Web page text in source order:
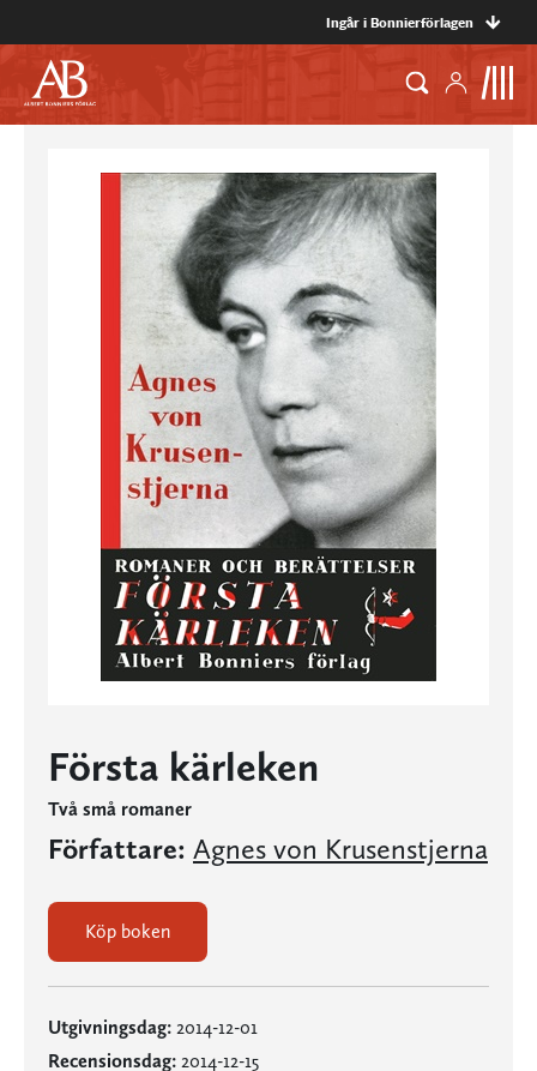
Ingår i Bonnierförlagen
Första kärleken
Två små romaner
Författare: Agnes von Krusenstjerna
Köp boken
Utgivningsdag: 2014-12-01
Recensionsdag: 2014-12-15